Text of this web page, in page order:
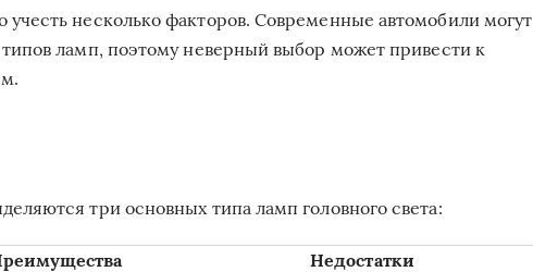
несколько факторов. Современные автомобили могут
типов ламп, поэтому неверный выбор может привести к
три основных типа ламп головного света:
Недостатки